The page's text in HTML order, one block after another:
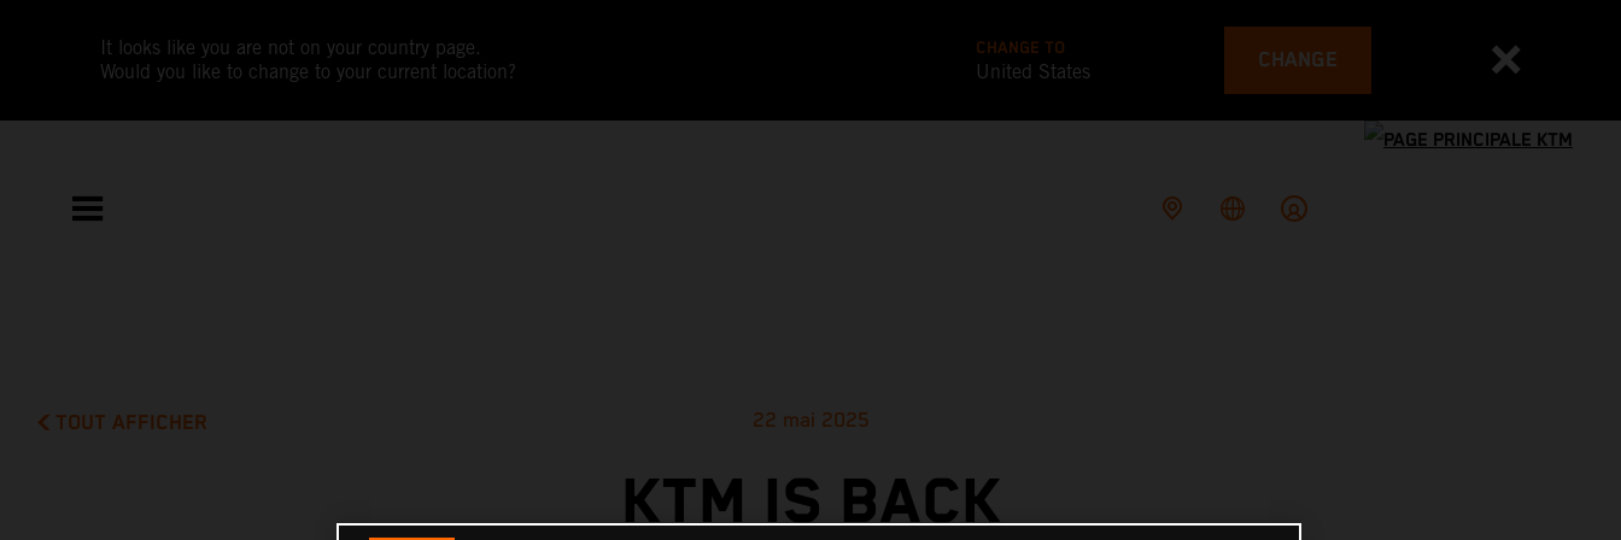
It looks like you are not on your country page.
Would you like to change to your current location?
CHANGE TO
United States CHANGE
TOUT AFFICHER 22 mai 2025
KTM IS BACK